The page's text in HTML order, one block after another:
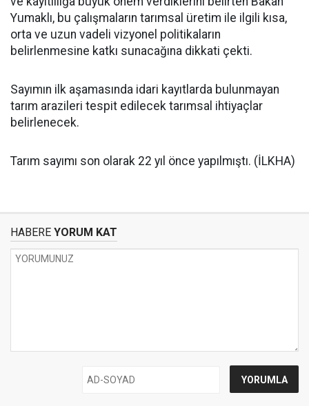
Yumaklı, bu çalışmaların tarımsal üretim ile ilgili kısa,
orta ve uzun vadeli vizyonel politikaların
belirlenmesine katkı sunacağına dikkati çekti.
Sayımın ilk aşamasında idari kayıtlarda bulunmayan
tarım arazileri tespit edilecek tarımsal ihtiyaçlar
belirlenecek.
Tarım sayımı son olarak 22 yıl önce yapılmıştı. (İLKHA)
HABERE YORUM KAT